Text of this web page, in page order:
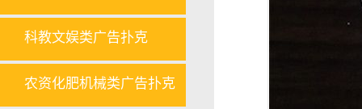
科教文娱类广告扑克
农资化肥机械类广告扑克